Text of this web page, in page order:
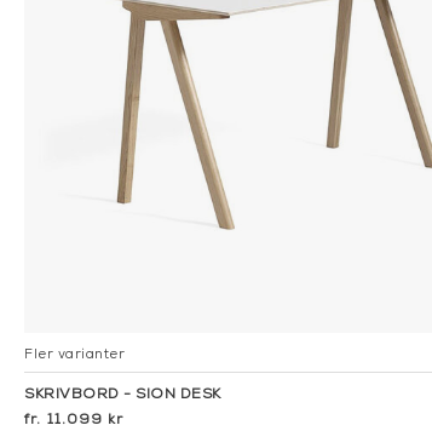
Fler varianter
SKRIVBORD - SION DESK
11.099 kr